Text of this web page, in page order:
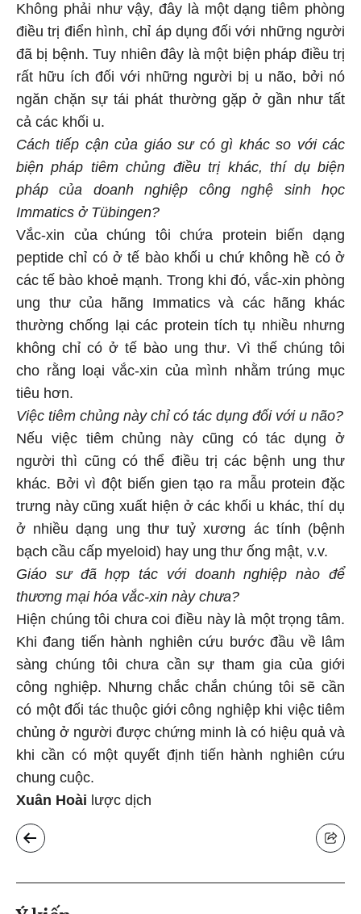
Không phải như vậy, đây là một dạng tiêm phòng
điều trị điển hình, chỉ áp dụng đối với những người
đã bị bệnh. Tuy nhiên đây là một biện pháp điều trị
rất hữu ích đối với những người bị u não, bởi nó
ngăn chặn sự tái phát thường gặp ở gần như tất
cả các khối u.
Cách tiếp cận của giáo sư có gì khác so với các
biện pháp tiêm chủng điều trị khác, thí dụ biện
pháp của doanh nghiệp công nghệ sinh học
Immatics ở Tübingen?
Vắc-xin của chúng tôi chứa protein biến dạng
peptide chỉ có ở tế bào khối u chứ không hề có ở
các tế bào khoẻ mạnh. Trong khi đó, vắc-xin phòng
ung thư của hãng Immatics và các hãng khác
thường chống lại các protein tích tụ nhiều nhưng
không chỉ có ở tế bào ung thư. Vì thế chúng tôi
cho rằng loại vắc-xin của mình nhằm trúng mục
tiêu hơn.
Việc tiêm chủng này chỉ có tác dụng đối với u não?
Nếu việc tiêm chủng này cũng có tác dụng ở
người thì cũng có thể điều trị các bệnh ung thư
khác. Bởi vì đột biến gien tạo ra mẫu protein đặc
trưng này cũng xuất hiện ở các khối u khác, thí dụ
ở nhiều dạng ung thư tuỷ xương ác tính (bệnh
bạch cầu cấp myeloid) hay ung thư ống mật, v.v.
Giáo sư đã hợp tác với doanh nghiệp nào để
thương mại hóa vắc-xin này chưa?
Hiện chúng tôi chưa coi điều này là một trọng tâm.
Khi đang tiến hành nghiên cứu bước đầu về lâm
sàng chúng tôi chưa cần sự tham gia của giới
công nghiệp. Nhưng chắc chắn chúng tôi sẽ cần
có một đối tác thuộc giới công nghiệp khi việc tiêm
chủng ở người được chứng minh là có hiệu quả và
khi cần có một quyết định tiến hành nghiên cứu
chung cuộc.
Xuân Hoài lược dịch